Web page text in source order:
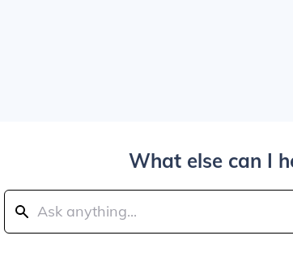
What else can I